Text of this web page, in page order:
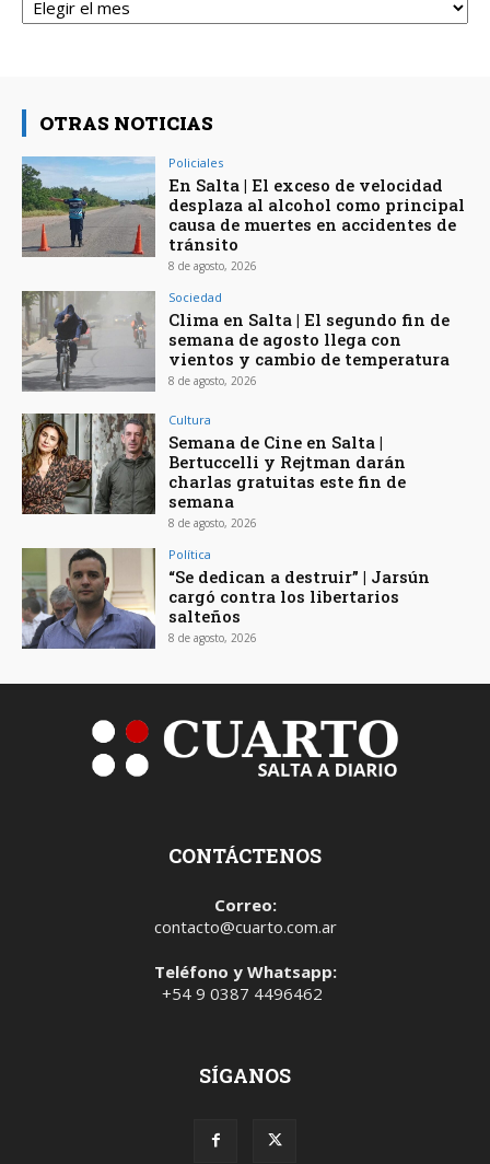
OTRAS NOTICIAS
Policiales
En Salta | El exceso de velocidad
desplaza al alcohol como principal
causa de muertes en accidentes de
tránsito
8 de agosto, 2026
Sociedad
Clima en Salta | El segundo fin de
semana de agosto llega con
vientos y cambio de temperatura
8 de agosto, 2026
Cultura
Semana de Cine en Salta |
Bertuccelli y Rejtman darán
charlas gratuitas este fin de
semana
8 de agosto, 2026
Política
“Se dedican a destruir” | Jarsún
cargó contra los libertarios
salteños
8 de agosto, 2026
CONTÁCTENOS
Correo:
contacto@cuarto.com.ar
Teléfono y Whatsapp:
+54 9 0387 4496462
SÍGANOS